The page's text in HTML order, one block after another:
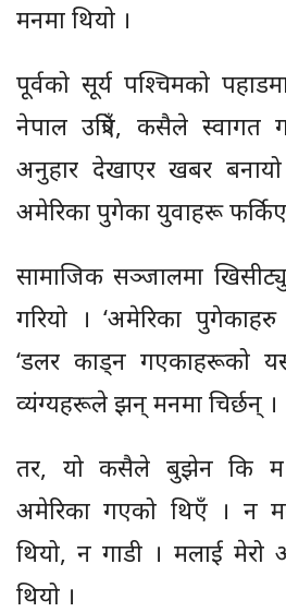
मनमा थियो ।
पूर्वको सूर्य पश्चिमको
नेपाल उत्रिएँ, कसैले स्वागत
अनुहार देखाएर खबर
अमेरिका पुगेका युवाहरू
सामाजिक सञ्जालमा
गरियो । ‘अमेरिका पुगेकाहरु
‘डलर काड्न गएकाहरूको
व्यंग्यहरूले झन् मनमा चिर्छन् ।
तर, यो कसैले बुझेन कि म
अमेरिका गएको थिएँ । न
थियो, न गाडी । मलाई मेरो
थियो ।